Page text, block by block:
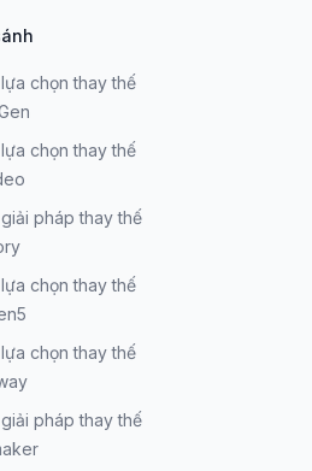
chọn thay thế
chọn thay thế
pháp thay thế
chọn thay thế
chọn thay thế
pháp thay thế